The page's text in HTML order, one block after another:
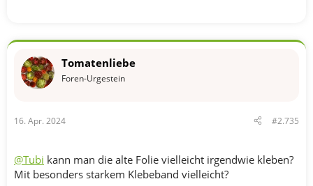
Tomatenliebe
Foren-Urgestein
16. Apr. 2024 #2.735
@Tubi kann man die alte Folie vielleicht irgendwie kleben?
Mit besonders starkem Klebeband vielleicht?